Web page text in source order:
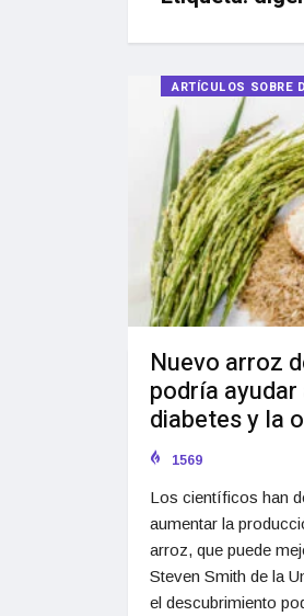
ARTÍCULOS SOBRE
Nuevo arroz
podría
diabetes y la
1569
Los científicos han
aumentar la
arroz, que puede
Steven Smith de la
el descubrimiento